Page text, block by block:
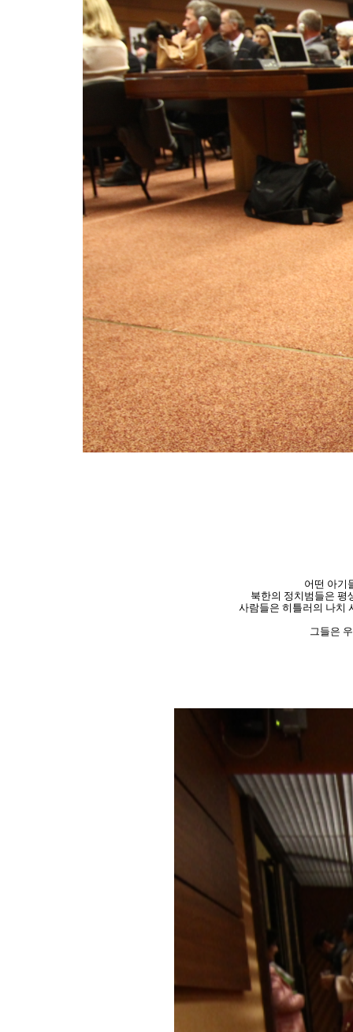
어떤 아기
북한의 정치범들은 평
사람들은 히틀러의 나치
그들은